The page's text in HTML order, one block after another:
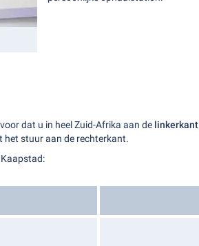
dat u in heel Zuid-Afrika aan de linkerkant
het stuur aan de rechterkant.
Kaapstad: